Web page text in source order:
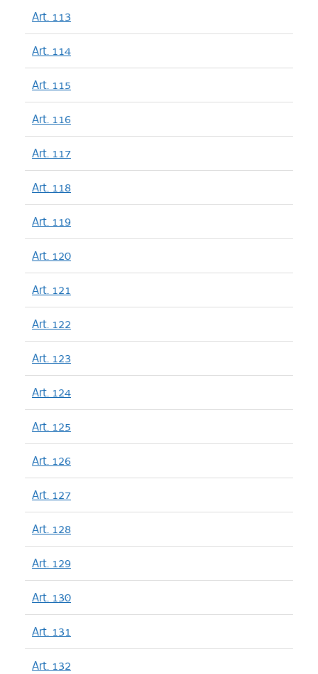
Art. 113
Art. 114
Art. 115
Art. 116
Art. 117
Art. 118
Art. 119
Art. 120
Art. 121
Art. 122
Art. 123
Art. 124
Art. 125
Art. 126
Art. 127
Art. 128
Art. 129
Art. 130
Art. 131
Art. 132